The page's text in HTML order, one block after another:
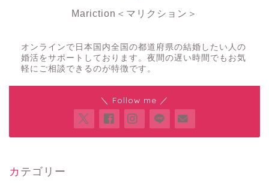
Mariction＜マリクション＞
オンラインで日本国内全国の都道府県の結婚したい人の
婚活をサポートしております。夜間の遅い時間でもお気
軽にご相談できるのが特徴です。
＼ Follow me ／
カテゴリー